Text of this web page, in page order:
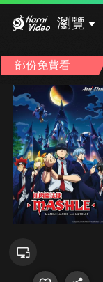
瀏覽
部份免費看